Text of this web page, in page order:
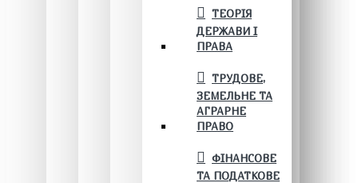
ТЕОРІЯ
ДЕРЖАВИ І
ПРАВА
ТРУДОВЕ,
ЗЕМЕЛЬНЕ ТА
АГРАРНЕ
ПРАВО
ФІНАНСОВЕ
ТА ПОДАТКОВЕ